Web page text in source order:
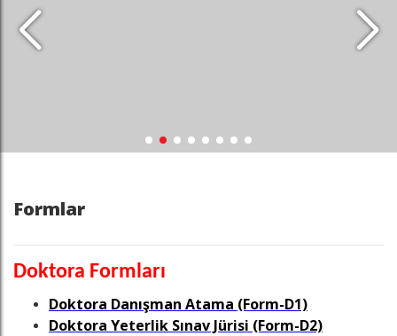
Formlar
Doktora Formları
Doktora Danışman Atama (Form-D1)
Doktora Yeterlik Sınav Jürisi (Form-D2)